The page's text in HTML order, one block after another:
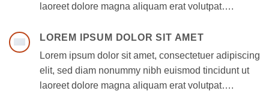
laoreet dolore magna aliquam erat volutpat….
LOREM IPSUM DOLOR SIT AMET
Lorem ipsum dolor sit amet, consectetuer adipiscing
elit, sed diam nonummy nibh euismod tincidunt ut
laoreet dolore magna aliquam erat volutpat….